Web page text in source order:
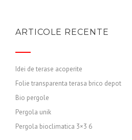
ARTICOLE RECENTE
Idei de terase acoperite
Folie transparenta terasa brico depot
Bio pergole
Pergola unik
Pergola bioclimatica 3×3 6